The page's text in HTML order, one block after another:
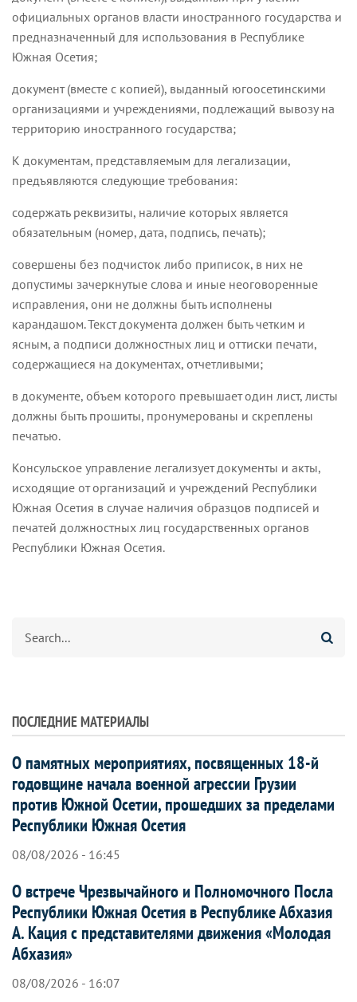
официальных органов власти иностранного государства и
предназначенный для использования в Республике
Южная Осетия;
документ (вместе с копией), выданный югоосетинскими
организациями и учреждениями, подлежащий вывозу на
территорию иностранного государства;
К документам, представляемым для легализации,
предъявляются следующие требования:
содержать реквизиты, наличие которых является
обязательным (номер, дата, подпись, печать);
совершены без подчисток либо приписок, в них не
допустимы зачеркнутые слова и иные неоговоренные
исправления, они не должны быть исполнены
карандашом. Текст документа должен быть четким и
ясным, а подписи должностных лиц и оттиски печати,
содержащиеся на документах, отчетливыми;
в документе, объем которого превышает один лист, листы
должны быть прошиты, пронумерованы и скреплены
печатью.
Консульское управление легализует документы и акты,
исходящие от организаций и учреждений Республики
Южная Осетия в случае наличия образцов подписей и
печатей должностных лиц государственных органов
Республики Южная Осетия.
ПОСЛЕДНИЕ МАТЕРИАЛЫ
О памятных мероприятиях, посвященных 18-й
годовщине начала военной агрессии Грузии
против Южной Осетии, прошедших за пределами
Республики Южная Осетия
08/08/2026 - 16:45
О встрече Чрезвычайного и Полномочного Посла
Республики Южная Осетия в Республике Абхазия
А. Кация с представителями движения «Молодая
Абхазия»
08/08/2026 - 16:07